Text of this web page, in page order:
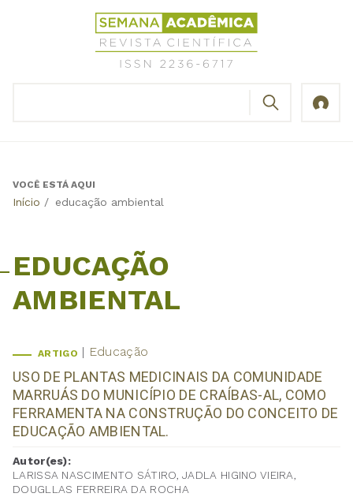
Revista
Científica
Semana
Back
VOCÊ ESTÁ AQUI
Início / educação ambiental
EDUCAÇÃO
AMBIENTAL
ARTIGO Educação
USO DE PLANTAS MEDICINAIS DA COMUNIDADE
MARRUÁS DO MUNICÍPIO DE CRAÍBAS-AL, COMO
FERRAMENTA NA CONSTRUÇÃO DO CONCEITO DE
EDUCAÇÃO AMBIENTAL.
Autor(es):
LARISSA NASCIMENTO SÁTIRO, JADLA HIGINO VIEIRA,
DOUGLLAS FERREIRA DA ROCHA